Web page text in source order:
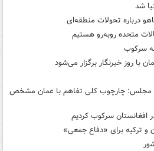
شد
درباره تحولات منطقه‌ای
متحده روبه‌رو هستیم
به سرکوب
روز خبرنگار برگزار می‌شود
مجلس: چارچوب کلی تفاهم با عمان مشخص
افغانستان سرکوب کردیم
و ترکیه برای «دفاع جمعی»